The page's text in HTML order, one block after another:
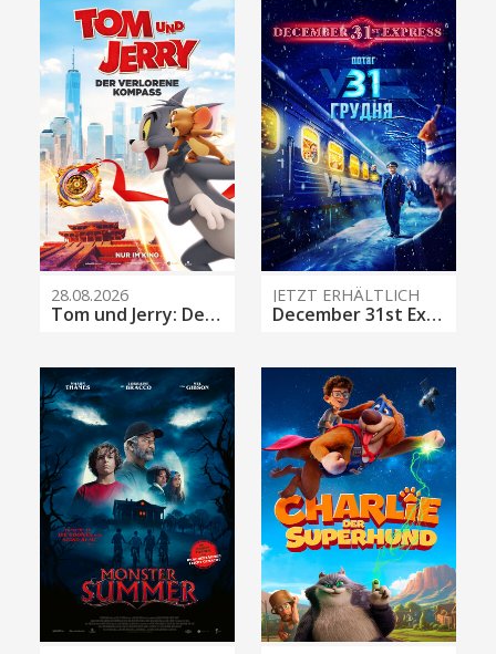
28.08.2026
Tom und Jerry: Der verlorene Kompass
JETZT ERHÄLTLICH
December 31st Express